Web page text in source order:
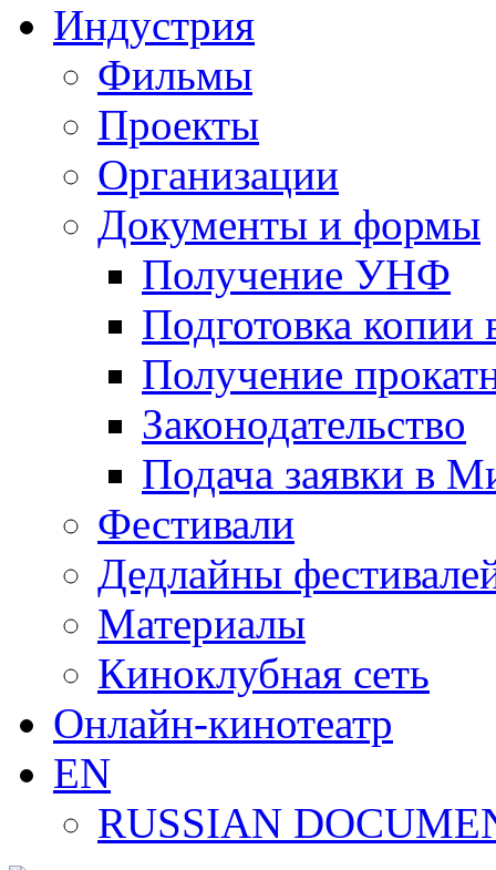
Индустрия
Фильмы
Проекты
Организации
Документы и формы
Получение УНФ
Подготовка копии
Получение
Законодательство
Подача заявки в
Фестивали
Дедлайны
Материалы
Киноклубная сеть
Онлайн-кинотеатр
EN
RUSSIAN